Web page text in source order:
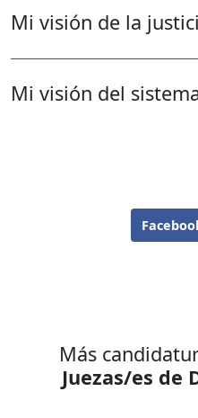
Mi visión de la
Mi visión del
Más
Juezas/es de